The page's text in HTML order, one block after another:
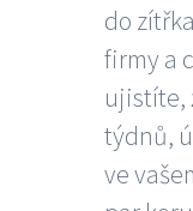
do
firmy a
ujistíte,
týdnů,
ve